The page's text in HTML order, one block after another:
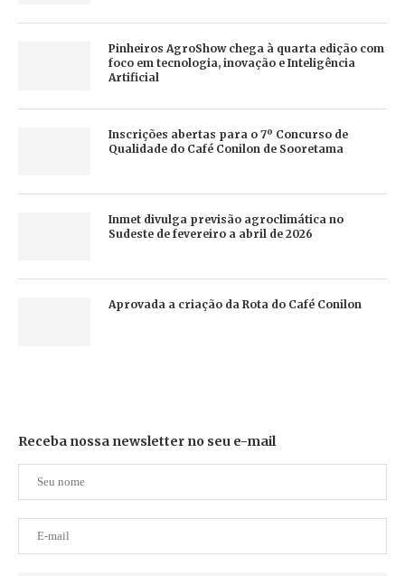
Pinheiros AgroShow chega à quarta edição com
foco em tecnologia, inovação e Inteligência
Artificial
Inscrições abertas para o 7º Concurso de
Qualidade do Café Conilon de Sooretama
Inmet divulga previsão agroclimática no
Sudeste de fevereiro a abril de 2026
Aprovada a criação da Rota do Café Conilon
Receba nossa newsletter no seu e-mail